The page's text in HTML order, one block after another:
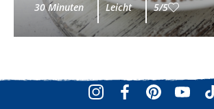
30 Minuten Leicht 5/5